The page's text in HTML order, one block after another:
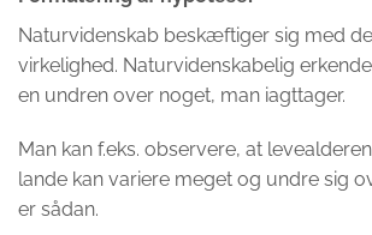
Naturvidenskab beskæftiger sig med
virkelighed. Naturvidenskabelig
en undren over noget, man iagttager.
Man kan f.eks. observere, at
lande kan variere meget og undre sig
er sådan.